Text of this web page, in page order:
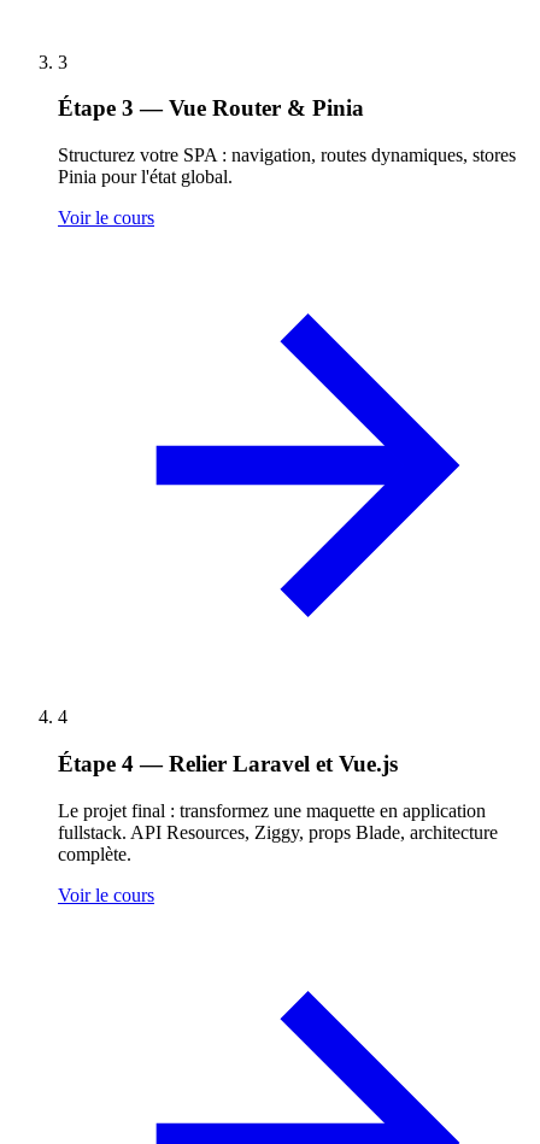
3
Étape 3 — Vue Router & Pinia
Structurez votre SPA : navigation, routes dynamiques, stores
Pinia pour l'état global.
Voir le cours
4
Étape 4 — Relier Laravel et Vue.js
Le projet final : transformez une maquette en application
fullstack. API Resources, Ziggy, props Blade, architecture
complète.
Voir le cours